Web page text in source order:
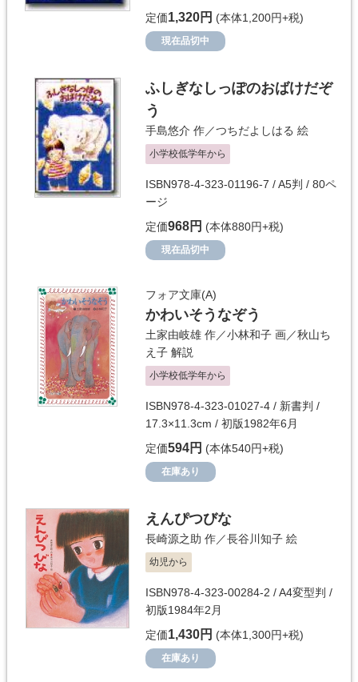
定価1,320円 (本体1,200円+税)
現在品切中
ふしぎなしっぽのおばけだぞ
う
手島悠介 作／つちだよしはる 絵
小学校低学年から
ISBN978-4-323-01196-7 / A5判 / 80ペ
ージ
定価968円 (本体880円+税)
現在品切中
フォア文庫(A)
かわいそうなぞう
土家由岐雄 作／小林和子 画／秋山ち
え子 解説
小学校低学年から
ISBN978-4-323-01027-4 / 新書判 /
17.3×11.3cm / 初版1982年6月
定価594円 (本体540円+税)
在庫あり
えんぴつびな
長崎源之助 作／長谷川知子 絵
幼児から
ISBN978-4-323-00284-2 / A4変型判 /
初版1984年2月
定価1,430円 (本体1,300円+税)
在庫あり